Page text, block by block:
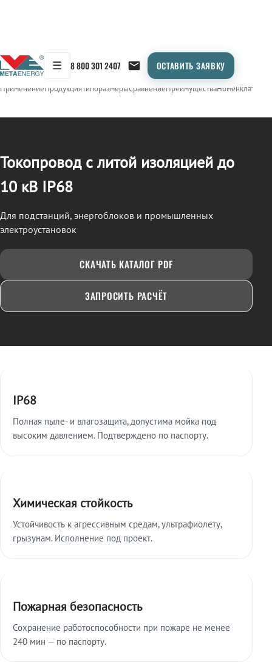
☰ 8 800 301 2407 ОСТАВИТЬ ЗАЯВКУ
← Продукция/ТОКОПРОВОД
ПрименениеПродукцияТипоразмерыСравнениеПреимуществаНоменклатура
Токопровод с литой изоляцией до
10 кВ IP68
Для подстанций, энергоблоков и промышленных
электроустановок
СКАЧАТЬ КАТАЛОГ PDF
ЗАПРОСИТЬ РАСЧЁТ
IP68
Полная пыле- и влагозащита, допустима мойка под
высоким давлением. Подтверждено по паспорту.
Химическая стойкость
Устойчивость к агрессивным средам, ультрафиолету,
грызунам. Исполнение под проект.
Пожарная безопасность
Сохранение работоспособности при пожаре не менее
240 мин — по паспорту.